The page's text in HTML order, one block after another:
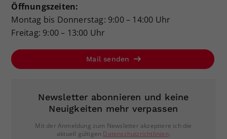
Öffnungszeiten:
Montag bis Donnerstag: 9:00 – 14:00 Uhr
Freitag: 9:00 – 13:00 Uhr
Mail senden
Newsletter abonnieren und keine
Neuigkeiten mehr verpassen
Mit der Anmeldung zum Newsletter akzeptiere ich die
aktuell gültigen Datenschutzrichtlinien.